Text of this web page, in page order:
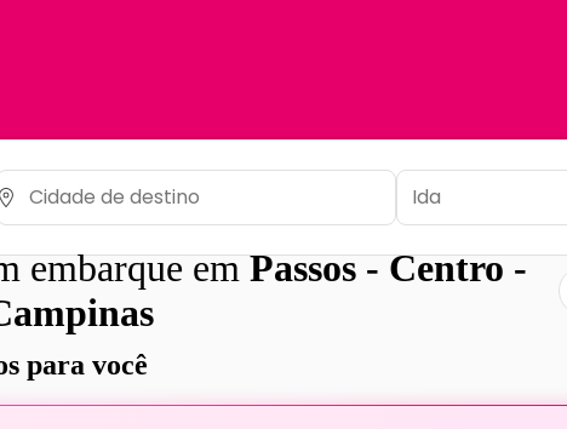
embarque emPassos - Centro -
para você